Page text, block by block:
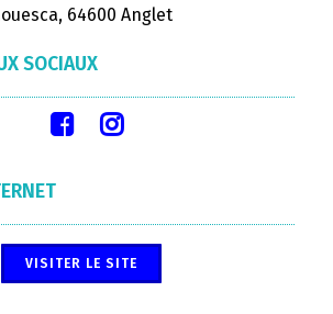
64600 Anglet
SOCIAUX
VISITER LE SITE